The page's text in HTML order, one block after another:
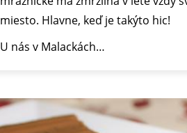
miesto. Hlavne, keď je takýto hic!
U nás v Malackách…